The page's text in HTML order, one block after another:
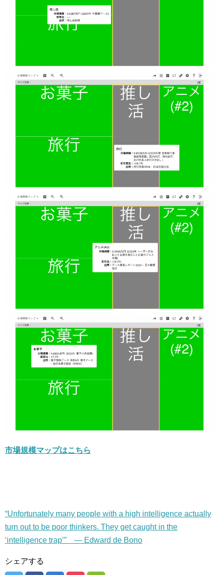
市場規模マップはこちら
“Unfortunately many people with a high intelligence actually
turn out to be poor thinkers. They get caught in the
‘intelligence trap’” — Edward de Bono
シェアする